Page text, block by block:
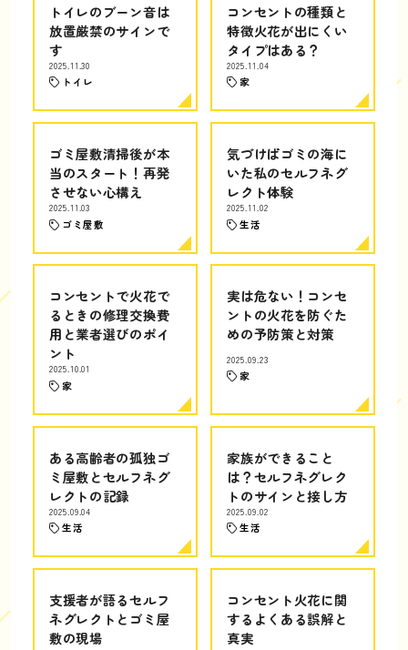
トイレのブーン音は
放置厳禁のサインで
す
2025.11.30
トイレ
コンセントの種類と
特徴火花が出にくい
タイプはある？
2025.11.04
家
ゴミ屋敷清掃後が本
当のスタート！再発
させない心構え
2025.11.03
ゴミ屋敷
気づけばゴミの海に
いた私のセルフネグ
レクト体験
2025.11.02
生活
コンセントで火花で
るときの修理交換費
用と業者選びのポイ
ント
2025.10.01
家
実は危ない！コンセ
ントの火花を防ぐた
めの予防策と対策
2025.09.23
家
ある高齢者の孤独ゴ
ミ屋敷とセルフネグ
レクトの記録
2025.09.04
生活
家族ができること
は？セルフネグレク
トのサインと接し方
2025.09.02
生活
支援者が語るセルフ
ネグレクトとゴミ屋
敷の現場
コンセント火花に関
するよくある誤解と
真実